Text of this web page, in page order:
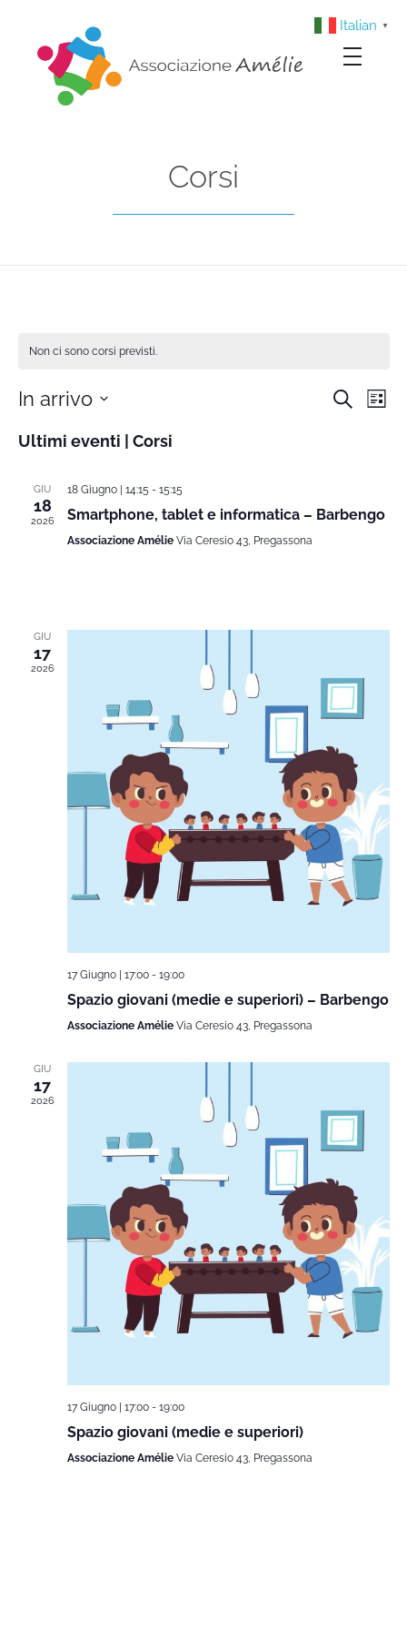
Corsi
Non ci sono corsi previsti.
e
Cerca
Lista
In arrivo
la
Ultimi eventi | Corsi
GIU
18
2026
18 Giugno | 14:15 - 15:15
Smartphone, tablet e informatica – Barbengo
Associazione Amélie Via Ceresio 43, Pregassona
GIU
17
2026
17 Giugno | 17:00- 19:00
Spazio giovani (medie e superiori) – Barbengo
Associazione Amélie Via Ceresio 43, Pregassona
GIU
17
2026
17 Giugno | 17:00- 19:00
Spazio giovani (medie e superiori)
Associazione Amélie Via Ceresio 43, Pregassona
Italian ▼